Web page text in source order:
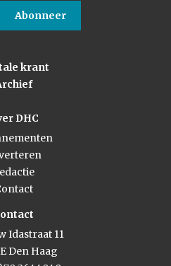
Abonneer
krant
DHC
Idastraat 11
Den Haag